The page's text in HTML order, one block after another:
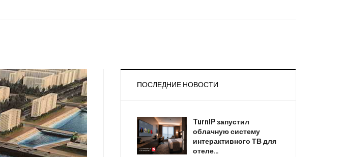
ПОСЛЕДНИЕ НОВОСТИ
TurnIP запустил
облачную систему
интерактивного ТВ для
отеле…